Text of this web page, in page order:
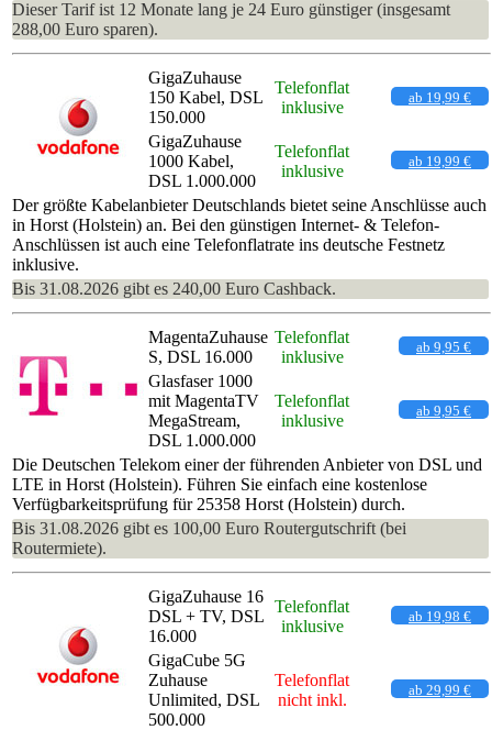
Dieser Tarif ist 12 Monate lang je 24 Euro günstiger (insgesamt
288,00 Euro sparen).
GigaZuhause
150 Kabel, DSL
150.000
Telefonflat
inklusive
ab 19,99 €
GigaZuhause
1000 Kabel,
DSL 1.000.000
Telefonflat
inklusive
ab 19,99 €
Der größte Kabelanbieter Deutschlands bietet seine Anschlüsse auch
in Horst (Holstein) an. Bei den günstigen Internet- & Telefon-
Anschlüssen ist auch eine Telefonflatrate ins deutsche Festnetz
inklusive.
Bis 31.08.2026 gibt es 240,00 Euro Cashback.
MagentaZuhause
S, DSL 16.000
Telefonflat
inklusive
ab 9,95 €
Glasfaser 1000
mit MagentaTV
MegaStream,
DSL 1.000.000
Telefonflat
inklusive
ab 9,95 €
Die Deutschen Telekom einer der führenden Anbieter von DSL und
LTE in Horst (Holstein). Führen Sie einfach eine kostenlose
Verfügbarkeitsprüfung für 25358 Horst (Holstein) durch.
Bis 31.08.2026 gibt es 100,00 Euro Routergutschrift (bei
Routermiete).
GigaZuhause 16
DSL + TV, DSL
16.000
Telefonflat
inklusive
ab 19,98 €
GigaCube 5G
Zuhause
Unlimited, DSL
500.000
Telefonflat
nicht inkl.
ab 29,99 €